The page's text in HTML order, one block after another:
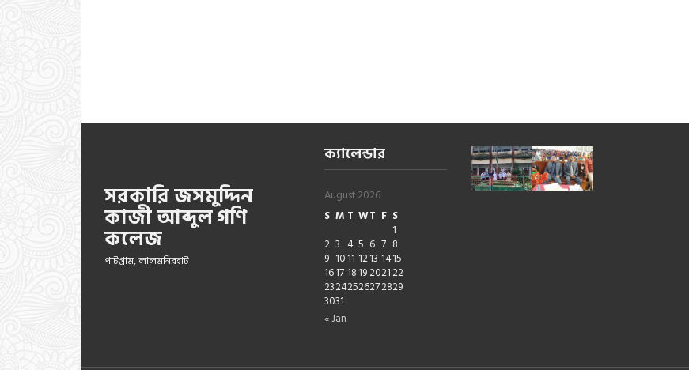
সরকারি জসমুদ্দিন
কাজী আব্দুল গণি
কলেজ
পাটগ্রাম, লালমনিরহাট
ক্যালেন্ডার
August 2026
S M T WT F S
1
2 3 4 5 6 7 8
9 1011 1213 1415
1617 1819 202122
23242526272829
3031
« Jan